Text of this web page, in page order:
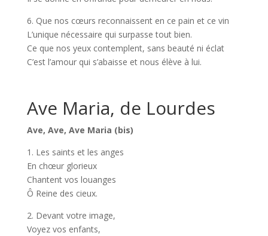
6. Que nos cœurs reconnaissent en ce pain et ce vin
L’unique nécessaire qui surpasse tout bien.
Ce que nos yeux contemplent, sans beauté ni éclat
C’est l’amour qui s’abaisse et nous élève à lui.
Ave Maria, de Lourdes
Ave, Ave, Ave Maria (bis)
1. Les saints et les anges
En chœur glorieux
Chantent vos louanges
Ô Reine des cieux.
2. Devant votre image,
Voyez vos enfants,